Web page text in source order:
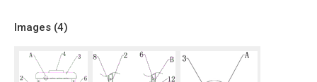
Images (4)